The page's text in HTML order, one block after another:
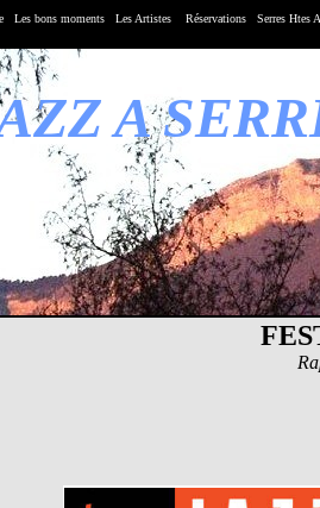
Les bons moments Les Artistes Réservations Serres Htes
A